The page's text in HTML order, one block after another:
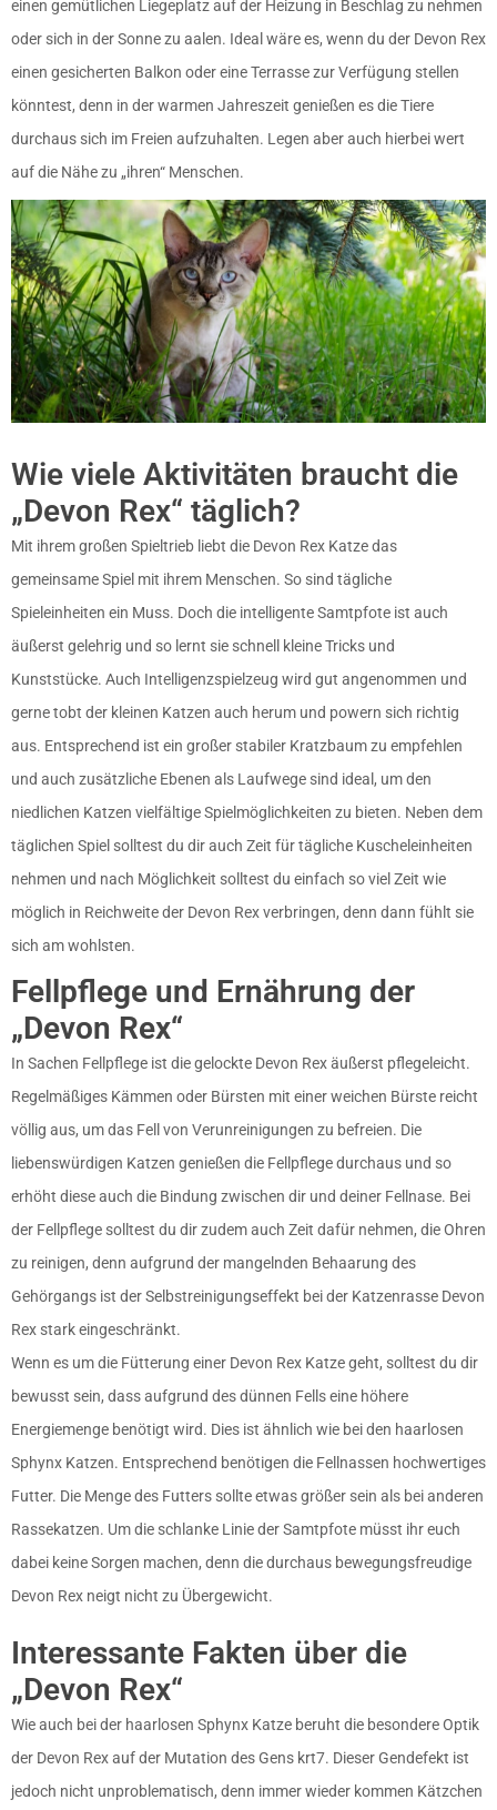
einen gemütlichen Liegeplatz auf der Heizung in Beschlag zu nehmen
oder sich in der Sonne zu aalen. Ideal wäre es, wenn du der Devon Rex
einen gesicherten Balkon oder eine Terrasse zur Verfügung stellen
könntest, denn in der warmen Jahreszeit genießen es die Tiere
durchaus sich im Freien aufzuhalten. Legen aber auch hierbei wert
auf die Nähe zu „ihren“ Menschen.
Wie viele Aktivitäten braucht die
„Devon Rex“ täglich?
Mit ihrem großen Spieltrieb liebt die Devon Rex Katze das
gemeinsame Spiel mit ihrem Menschen. So sind tägliche
Spieleinheiten ein Muss. Doch die intelligente Samtpfote ist auch
äußerst gelehrig und so lernt sie schnell kleine Tricks und
Kunststücke. Auch Intelligenzspielzeug wird gut angenommen und
gerne tobt der kleinen Katzen auch herum und powern sich richtig
aus. Entsprechend ist ein großer stabiler Kratzbaum zu empfehlen
und auch zusätzliche Ebenen als Laufwege sind ideal, um den
niedlichen Katzen vielfältige Spielmöglichkeiten zu bieten. Neben dem
täglichen Spiel solltest du dir auch Zeit für tägliche Kuscheleinheiten
nehmen und nach Möglichkeit solltest du einfach so viel Zeit wie
möglich in Reichweite der Devon Rex verbringen, denn dann fühlt sie
sich am wohlsten.
Fellpflege und Ernährung der
„Devon Rex“
In Sachen Fellpflege ist die gelockte Devon Rex äußerst pflegeleicht.
Regelmäßiges Kämmen oder Bürsten mit einer weichen Bürste reicht
völlig aus, um das Fell von Verunreinigungen zu befreien. Die
liebenswürdigen Katzen genießen die Fellpflege durchaus und so
erhöht diese auch die Bindung zwischen dir und deiner Fellnase. Bei
der Fellpflege solltest du dir zudem auch Zeit dafür nehmen, die Ohren
zu reinigen, denn aufgrund der mangelnden Behaarung des
Gehörgangs ist der Selbstreinigungseffekt bei der Katzenrasse Devon
Rex stark eingeschränkt.
Wenn es um die Fütterung einer Devon Rex Katze geht, solltest du dir
bewusst sein, dass aufgrund des dünnen Fells eine höhere
Energiemenge benötigt wird. Dies ist ähnlich wie bei den haarlosen
Sphynx Katzen. Entsprechend benötigen die Fellnassen hochwertiges
Futter. Die Menge des Futters sollte etwas größer sein als bei anderen
Rassekatzen. Um die schlanke Linie der Samtpfote müsst ihr euch
dabei keine Sorgen machen, denn die durchaus bewegungsfreudige
Devon Rex neigt nicht zu Übergewicht.
Interessante Fakten über die
„Devon Rex“
Wie auch bei der haarlosen Sphynx Katze beruht die besondere Optik
der Devon Rex auf der Mutation des Gens krt7. Dieser Gendefekt ist
jedoch nicht unproblematisch, denn immer wieder kommen Kätzchen